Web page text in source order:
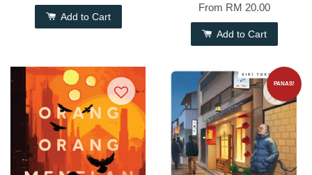
Add to Cart
From RM 20.00
Add to Cart
PANAS!